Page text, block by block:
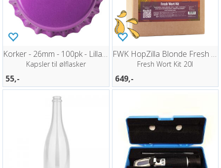
Korker - 26mm - 100pk - Lilla Metallic
Kapsler til ølflasker
55,-
FWK HopZilla Blonde Fresh Wort Kit
Fresh Wort Kit 20l
649,-